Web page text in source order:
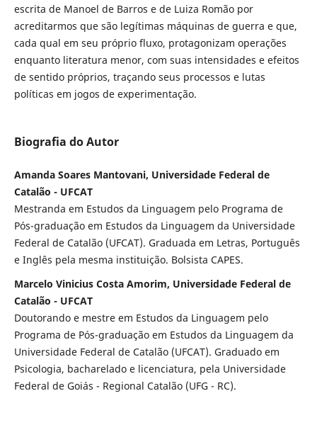
escrita de Manoel de Barros e de Luiza Romão por
acreditarmos que são legítimas máquinas de guerra e que,
cada qual em seu próprio fluxo, protagonizam operações
enquanto literatura menor, com suas intensidades e efeitos
de sentido próprios, traçando seus processos e lutas
políticas em jogos de experimentação.
Biografia do Autor
Amanda Soares Mantovani, Universidade Federal de
Catalão - UFCAT
Mestranda em Estudos da Linguagem pelo Programa de
Pós-graduação em Estudos da Linguagem da Universidade
Federal de Catalão (UFCAT). Graduada em Letras, Português
e Inglês pela mesma instituição. Bolsista CAPES.
Marcelo Vinicius Costa Amorim, Universidade Federal de
Catalão - UFCAT
Doutorando e mestre em Estudos da Linguagem pelo
Programa de Pós-graduação em Estudos da Linguagem da
Universidade Federal de Catalão (UFCAT). Graduado em
Psicologia, bacharelado e licenciatura, pela Universidade
Federal de Goiás - Regional Catalão (UFG - RC).